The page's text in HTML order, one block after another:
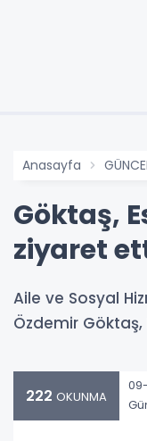
Anasayfa
Göktaş,
ziyaret
Aile ve Sosyal
Özdemir
222 OKUNMA